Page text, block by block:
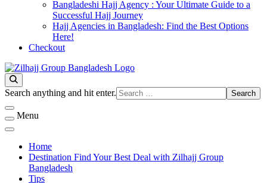
Bangladeshi Hajj Agency : Your Ultimate Guide to a
Successful Hajj Journey
Hajj Agencies in Bangladesh: Find the Best Options
Here!
Checkout
জিলহজ্জ গ্রুপ বাংলাদেশ
Best Hajj Umrah Travel Tour Agent in Bangladesh
Looking
Something?
Search anything and hit enter.
Menu
Home
Destination Find Your Best Deal with Zilhajj Group
Bangladesh
Tips